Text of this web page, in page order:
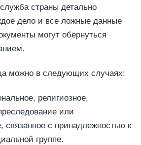
страны детально
дело и все ложные данные
могут обернуться
можно в следующих случаях:
религиозное,
или
связанное с принадлежностью к
группе.